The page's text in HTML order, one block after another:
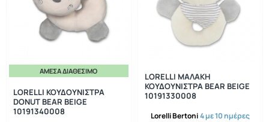
ΆΜΕΣΑ ΔΙΑΘΈΣΙΜΟ
LORELLI ΚΟΥΔΟΥΝΙΣΤΡΑ
DONUT BEAR BEIGE
10191340008
Lorelli Bertoni4 με 10 ημέρες
LORELLI ΜΑΛΑΚΗ
ΚΟΥΔΟΥΝΙΣΤΡΑ BEAR BEIGE
10191330008